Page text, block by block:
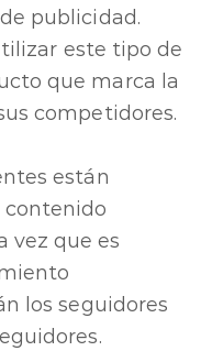
publicidad.
este tipo de
que marca la
competidores.
están
contenido
vez que es
los seguidores